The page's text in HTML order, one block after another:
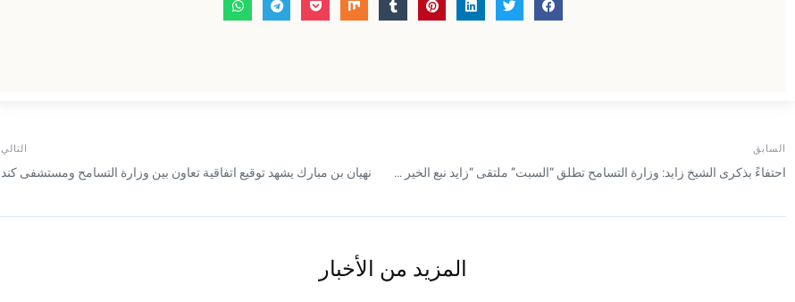
السابق
احتفاءً بذكرى الشيخ زايد: وزارة التسامح تطلق “السبت” ملتقى “زايد نبع الخير للإنسانية”
التالي
نهيان بن مبارك يشهد توقيع اتفاقية تعاون بين وزارة التسامح ومستشفى كند
المزيد من الأخبار